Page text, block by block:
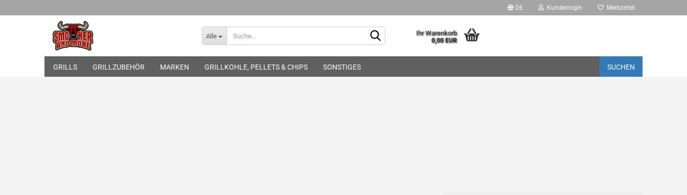
DE
Sprache auswählen
Kundenlogin Merkzettel
Alle Ihr Warenkorb
0,00 EUR
GRILLS GRILLZUBEHÖR MARKEN GRILLKOHLE, PELLETS & CHIPS SONSTIGES SUCHEN